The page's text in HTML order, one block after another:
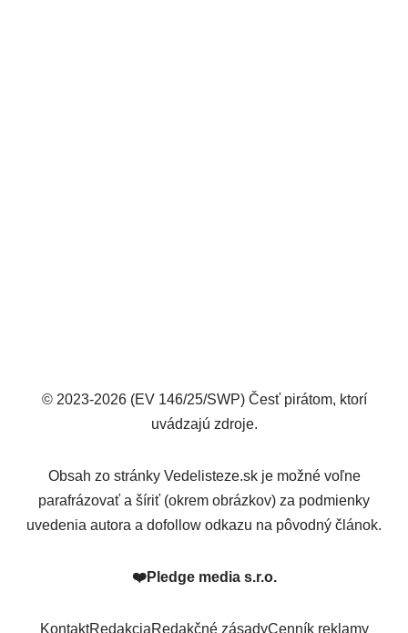
© 2023-2026 (EV 146/25/SWP) Česť pirátom, ktorí
uvádzajú zdroje.
Obsah zo stránky Vedelisteze.sk je možné voľne
parafrázovať a šíriť (okrem obrázkov) za podmienky
uvedenia autora a dofollow odkazu na pôvodný článok.
❤️Pledge media s.r.o.
KontaktRedakciaRedakčné zásadyCenník reklamy